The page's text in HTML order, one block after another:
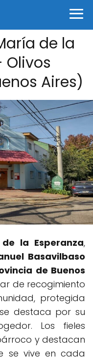
de la
Olivos
Aires)
la Esperanza,
Basavilbaso
de Buenos
de recogimiento
protegida
destaca por su
Los fieles
y destacan
se vive en cada